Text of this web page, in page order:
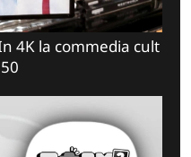
4K la commedia cult